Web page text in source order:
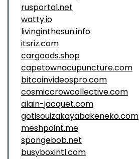
rusportal.net
watty.io
livinginthesun.info
itsriz.com
cargoods.shop
capetownacupuncture.com
bitcoinvideospro.com
cosmiccrowcollective.com
alain-jacquet.com
gotisouizakayabakeneko.com
meshpoint.me
spongebob.net
busyboxintl.com